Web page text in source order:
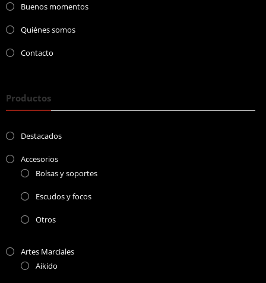
Buenos momentos
Quiénes somos
Contacto
Productos
Destacados
Accesorios
Bolsas y soportes
Escudos y focos
Otros
Artes Marciales
Aikido